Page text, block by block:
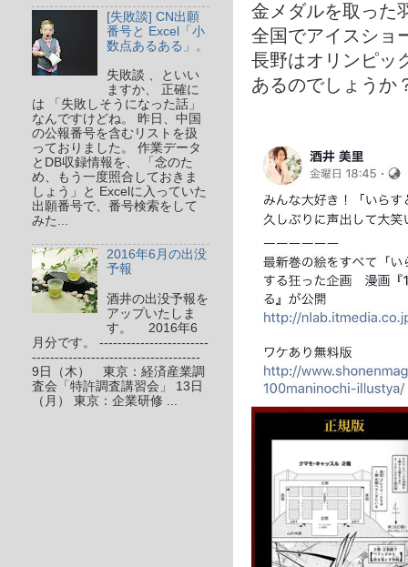
金メダルを取った
全国でアイスショ
長野はオリンピッ
あるのでしょうか
[失敗談] CN出願
番号と Excel「小
数点あるある」。
失敗談 、といい
ますか、 正確に
は 「失敗しそうになった話」
なんですけどね。 昨日、中国
の公報番号を含むリストを扱
っておりました。 作業データ
とDB収録情報を、 「念のた
め、もう一度照合しておきま
しょう」と Excelに入っていた
出願番号で、番号検索をして
みた...
2016年6月の出没
予報
酒井の出没予報を
アップいたしま
す。 2016年6
月分です。 ------------------------
-------------------------------------
9日（木） 東京：経済産業調
査会「特許調査講習会」 13日
（月） 東京：企業研修 ...